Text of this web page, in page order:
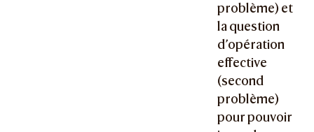
problème) et
la question
d’opération
effective
(second
problème)
pour pouvoir